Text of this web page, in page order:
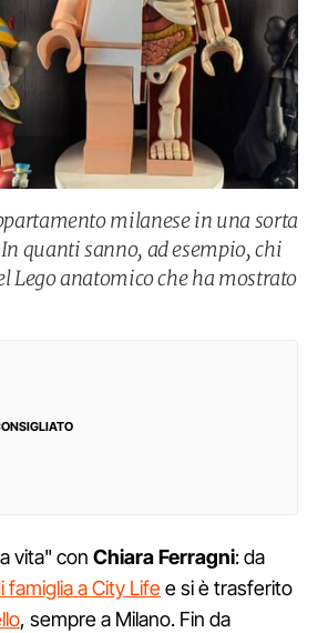
milanese in una sorta
quanti sanno, ad esempio, chi
Lego anatomico che ha mostrato
vita" con Chiara Ferragni: da
famiglia a City Lifee si è trasferito
, sempre a Milano. Fin da